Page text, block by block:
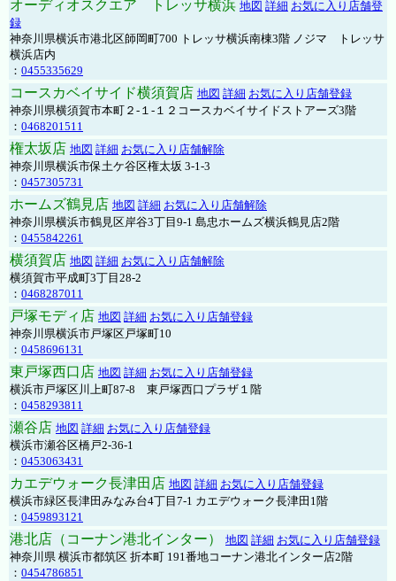
オーディオスクエア トレッサ横浜 地図 詳細 お気に入り店舗登
録
神奈川県横浜市港北区師岡町700 トレッサ横浜南棟3階 ノジマ トレッサ
横浜店内
： 0455335629
コースカベイサイド横須賀店 地図 詳細 お気に入り店舗登録
神奈川県横須賀市本町２-１-１２コースカベイサイドストアーズ3階
： 0468201511
権太坂店 地図 詳細 お気に入り店舗解除
神奈川県横浜市保土ケ谷区権太坂 3-1-3
： 0457305731
ホームズ鶴見店 地図 詳細 お気に入り店舗解除
神奈川県横浜市鶴見区岸谷3丁目9-1 島忠ホームズ横浜鶴見店2階
： 0455842261
横須賀店 地図 詳細 お気に入り店舗解除
横須賀市平成町3丁目28-2
： 0468287011
戸塚モディ店 地図 詳細 お気に入り店舗登録
神奈川県横浜市戸塚区戸塚町10
： 0458696131
東戸塚西口店 地図 詳細 お気に入り店舗登録
横浜市戸塚区川上町87-8 東戸塚西口プラザ１階
： 0458293811
瀬谷店 地図 詳細 お気に入り店舗登録
横浜市瀬谷区橋戸2-36-1
： 0453063431
カエデウォーク長津田店 地図 詳細 お気に入り店舗登録
横浜市緑区長津田みなみ台4丁目7-1 カエデウォーク長津田1階
： 0459893121
港北店（コーナン港北インター） 地図 詳細 お気に入り店舗登録
神奈川県 横浜市都筑区 折本町 191番地コーナン港北インター店2階
： 0454786851